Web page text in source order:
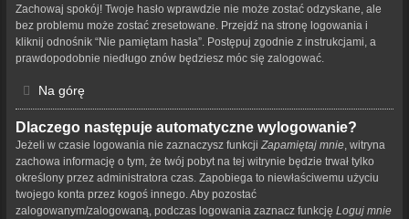
Zachowaj spokój! Twoje hasło wprawdzie nie może zostać odzyskane, ale
bez problemu może zostać zresetowane. Przejdź na stronę logowania i
kliknij odnośnik “Nie pamiętam hasła”. Postępuj zgodnie z instrukcjami, a
prawdopodobnie niedługo znów będziesz móc się zalogować.
Na górę
Dlaczego następuje automatyczne wylogowanie?
Jeżeli w czasie logowania nie zaznaczysz funkcji Zapamiętaj mnie , witryna
zachowa informację o tym, że twój pobyt na tej witrynie będzie trwał tylko
określony przez administratora czas. Zapobiega to niewłaściwemu użyciu
twojego konta przez kogoś innego. Aby pozostać
zalogowanym/zalogowaną, podczas logowania zaznacz funkcję Loguj mnie